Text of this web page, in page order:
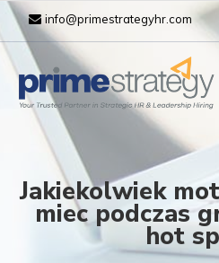
info@primestrategyhr.com
Jakiekolwiek
miec podczas
hot